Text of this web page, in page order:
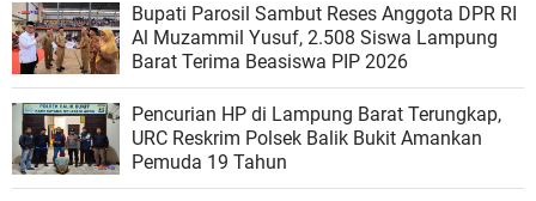
Bupati Parosil Sambut Reses Anggota DPR RI
Al Muzammil Yusuf, 2.508 Siswa Lampung
Barat Terima Beasiswa PIP 2026
Pencurian HP di Lampung Barat Terungkap,
URC Reskrim Polsek Balik Bukit Amankan
Pemuda 19 Tahun